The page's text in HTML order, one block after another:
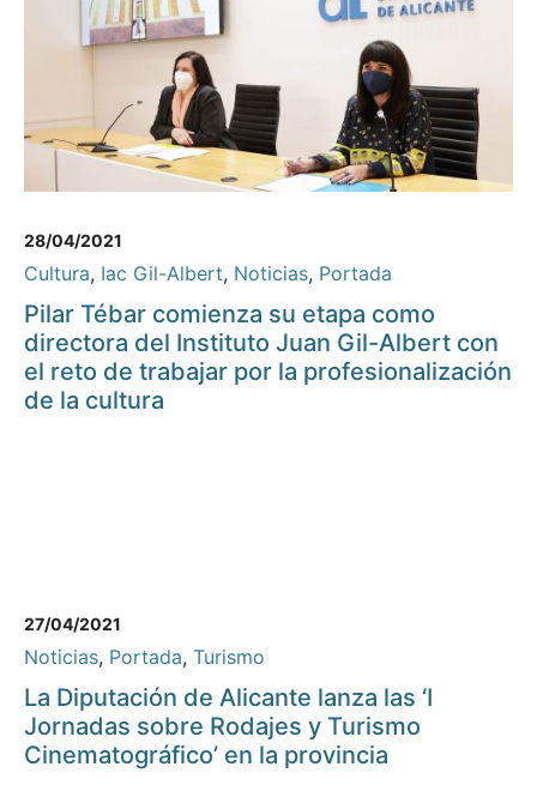
28/04/2021
Cultura, Iac Gil-Albert, Noticias, Portada
Pilar Tébar comienza su etapa como
directora del Instituto Juan Gil-Albert con
el reto de trabajar por la profesionalización
de la cultura
27/04/2021
Noticias, Portada, Turismo
La Diputación de Alicante lanza las ‘I
Jornadas sobre Rodajes y Turismo
Cinematográfico’ en la provincia